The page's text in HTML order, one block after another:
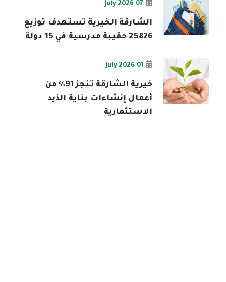
07 July 2026
الشارقة الخيرية تستهدف توزيع
25826 حقيبة مدرسية في 15 دولة
01 July 2026
خيرية الشارقة تنجز 91% من
أعمال إنشاءات بناية الذيد
الاستثمارية